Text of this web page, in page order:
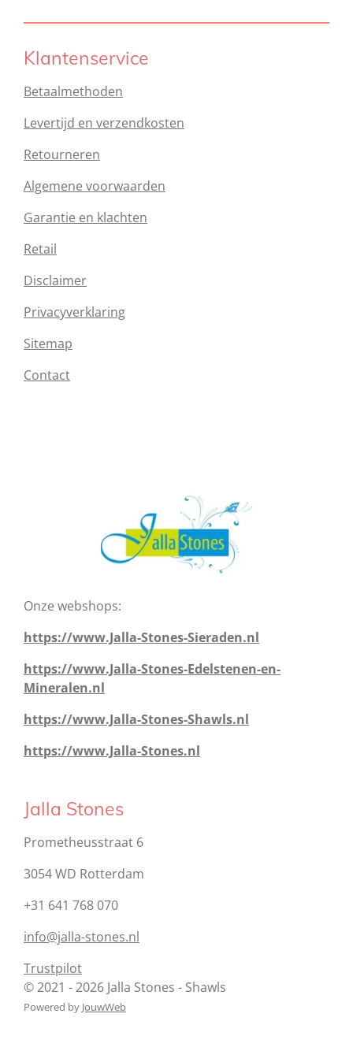
Klantenservice
Betaalmethoden
Levertijd en verzendkosten
Retourneren
Algemene voorwaarden
Garantie en klachten
Retail
Disclaimer
Privacyverklaring
Sitemap
Contact
Onze webshops:
https://www.Jalla-Stones-Sieraden.nl
https://www.Jalla-Stones-Edelstenen-en-
Mineralen.nl
https://www.Jalla-Stones-Shawls.nl
https://www.Jalla-Stones.nl
Jalla Stones
Prometheusstraat 6
3054 WD Rotterdam
+31 641 768 070
info@jalla-stones.nl
Trustpilot
© 2021 - 2026 Jalla Stones - Shawls
Powered by JouwWeb